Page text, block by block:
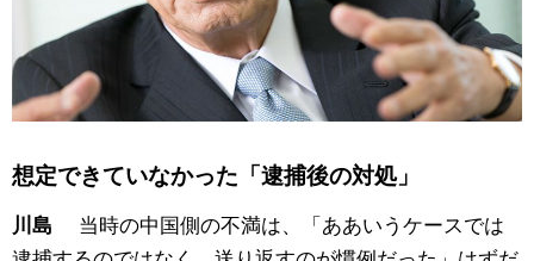
想定できていなかった「逮捕後の対処」
川島
当時の中国側の不満は、「ああいうケースでは